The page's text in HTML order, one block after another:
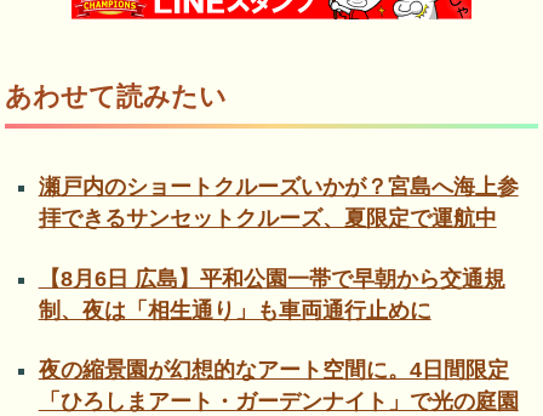
あわせて読みたい
瀬戸内のショートクルーズいかが？宮島へ海上参
拝できるサンセットクルーズ、夏限定で運航中
【8月6日 広島】平和公園一帯で早朝から交通規
制、夜は「相生通り」も車両通行止めに
夜の縮景園が幻想的なアート空間に。4日間限定
「ひろしまアート・ガーデンナイト」で光の庭園